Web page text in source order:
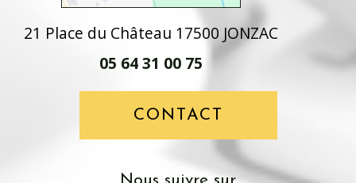
21 Place du Château 17500 JONZAC
05 64 31 00 75
CONTACT